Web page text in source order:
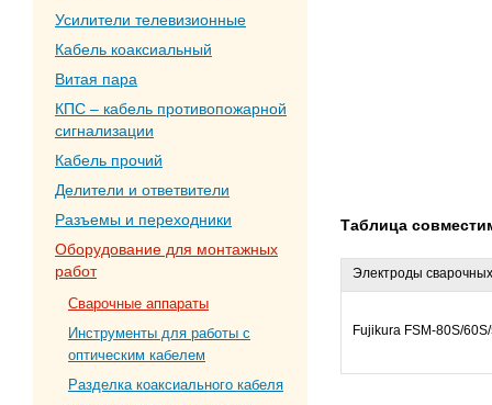
Усилители телевизионные
Кабель коаксиальный
Витая пара
КПС – кабель противопожарной
сигнализации
Кабель прочий
Делители и ответвители
Разъемы и переходники
Оборудование для монтажных
работ
Сварочные аппараты
Инструменты для работы с
оптическим кабелем
Разделка коаксиального кабеля
Таблица
Электроды
Fujikura FSM-80S/